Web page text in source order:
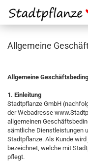
Allgemeine
Allgemeine
1. Einleitung
Stadtpflanze GmbH
der Webadresse
allgemeinen
sämtliche Dienstleistungen
Stadtpflanze. Als Kunde
bezeichnet, welche mit
pflegt.